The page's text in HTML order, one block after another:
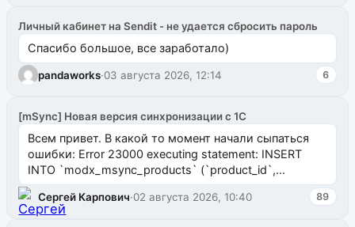
Личный кабинет на Sendit - не удается сбросить пароль
Спасибо большое, все заработало)
pandaworks·03 августа 2026, 12:14 6
[mSync] Новая версия синхронизации с 1С
Всем привет. В какой то момент начали сыпаться
ошибки: Error 23000 executing statement: INSERT
INTO `modx_msync_products` (`product_id`,
`uuid_1c`) VALUES ...
Сергей Карпович·02 августа 2026, 10:40 89